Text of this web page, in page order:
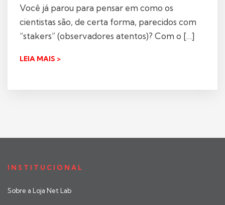
Você já parou para pensar em como os
cientistas são, de certa forma, parecidos com
“stakers” (observadores atentos)? Com o […]
LEIA MAIS >
INSTITUCIONAL
Sobre a Loja Net Lab